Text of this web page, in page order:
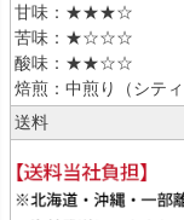
甘味：★★★☆
苦味：★☆☆☆
酸味：★★☆☆
焙煎：中煎り（シティ
送料